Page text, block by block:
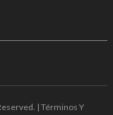
| Términos Y